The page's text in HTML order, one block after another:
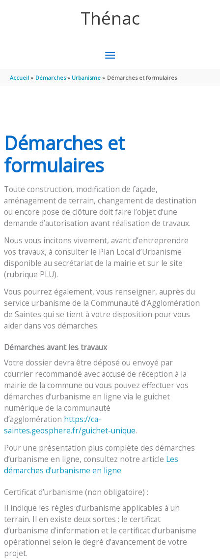
Thénac
MENU
PRINCIPAL
Accueil Démarches Urbanisme Démarches et formulaires
Démarches et
formulaires
Toute construction, modification de façade,
aménagement de terrain, changement de destination
ou encore pose de clôture doit faire l’objet d’une
demande d’autorisation avant réalisation de travaux.
Nous vous incitons vivement, avant d’entreprendre
vos travaux, à consulter le Plan Local d’Urbanisme
disponible au secrétariat de la mairie et sur le site
(rubrique PLU).
Vous pourrez également, vous renseigner, auprès du
service urbanisme de la Communauté d’Agglomération
de Saintes qui se tient à votre disposition pour vous
aider dans vos démarches.
Démarches avant les travaux
Votre dossier devra être déposé ou envoyé par
courrier recommandé avec accusé de réception à la
mairie de la commune ou vous pouvez effectuer vos
démarches d’urbanisme en ligne via le guichet
numérique de la communauté
d’agglomération https://ca-
saintes.geosphere.fr/guichet-unique.
Pour une présentation plus complète des démarches
d’urbanisme en ligne, consultez notre article Les
démarches d’urbanisme en ligne
Certificat d’urbanisme (non obligatoire) :
Il indique les règles d’urbanisme applicables à un
terrain. Il en existe deux sortes : le certificat
d’urbanisme d’information et le certificat d’urbanisme
opérationnel selon le degré d’avancement de votre
projet.